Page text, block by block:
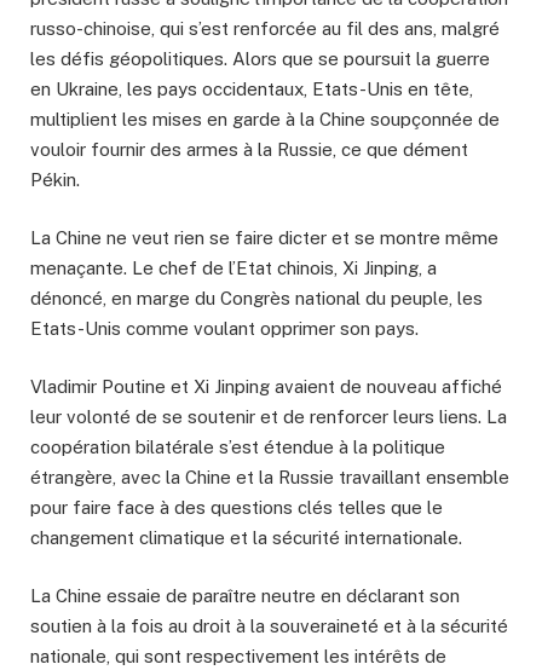
russo-chinoise, qui s’est renforcée au fil des ans, malgré
les défis géopolitiques. Alors que se poursuit la guerre
en Ukraine, les pays occidentaux, Etats-Unis en tête,
multiplient les mises en garde à la Chine soupçonnée de
vouloir fournir des armes à la Russie, ce que dément
Pékin.
La Chine ne veut rien se faire dicter et se montre même
menaçante. Le chef de l’Etat chinois, Xi Jinping, a
dénoncé, en marge du Congrès national du peuple, les
Etats-Unis comme voulant opprimer son pays.
Vladimir Poutine et Xi Jinping avaient de nouveau affiché
leur volonté de se soutenir et de renforcer leurs liens. La
coopération bilatérale s’est étendue à la politique
étrangère, avec la Chine et la Russie travaillant ensemble
pour faire face à des questions clés telles que le
changement climatique et la sécurité internationale.
La Chine essaie de paraître neutre en déclarant son
soutien à la fois au droit à la souveraineté et à la sécurité
nationale, qui sont respectivement les intérêts de